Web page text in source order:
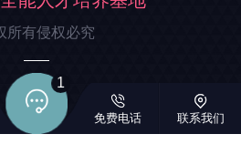
所有侵权必究
联系我们
免费电话
1